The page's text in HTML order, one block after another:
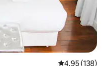
Gemiddelde
4,95 (138)